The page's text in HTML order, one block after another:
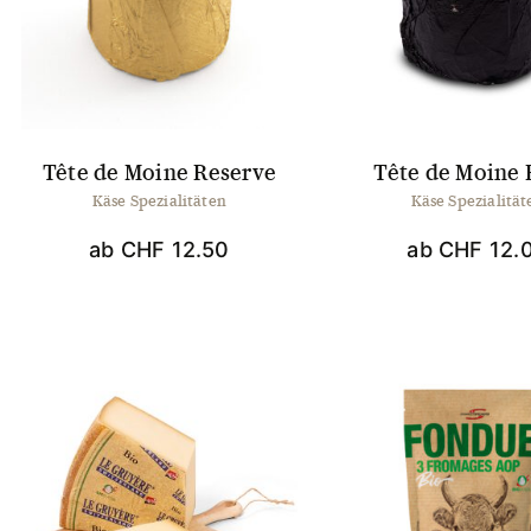
Die
Optionen
können
auf
gewählt
werden
Tête de Moine Reserve
Käse Spezialitäten
ab CHF 12.50
weist
mehrere
Varianten
auf.
Die
Tête de Moine
Käse
ab CHF
weist
auf.
Die